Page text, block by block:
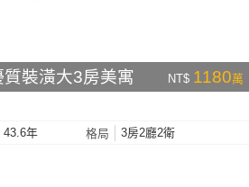
裝潢大3房美寓 NT$ 1180萬
43.6年 格局 3房2廳2衛